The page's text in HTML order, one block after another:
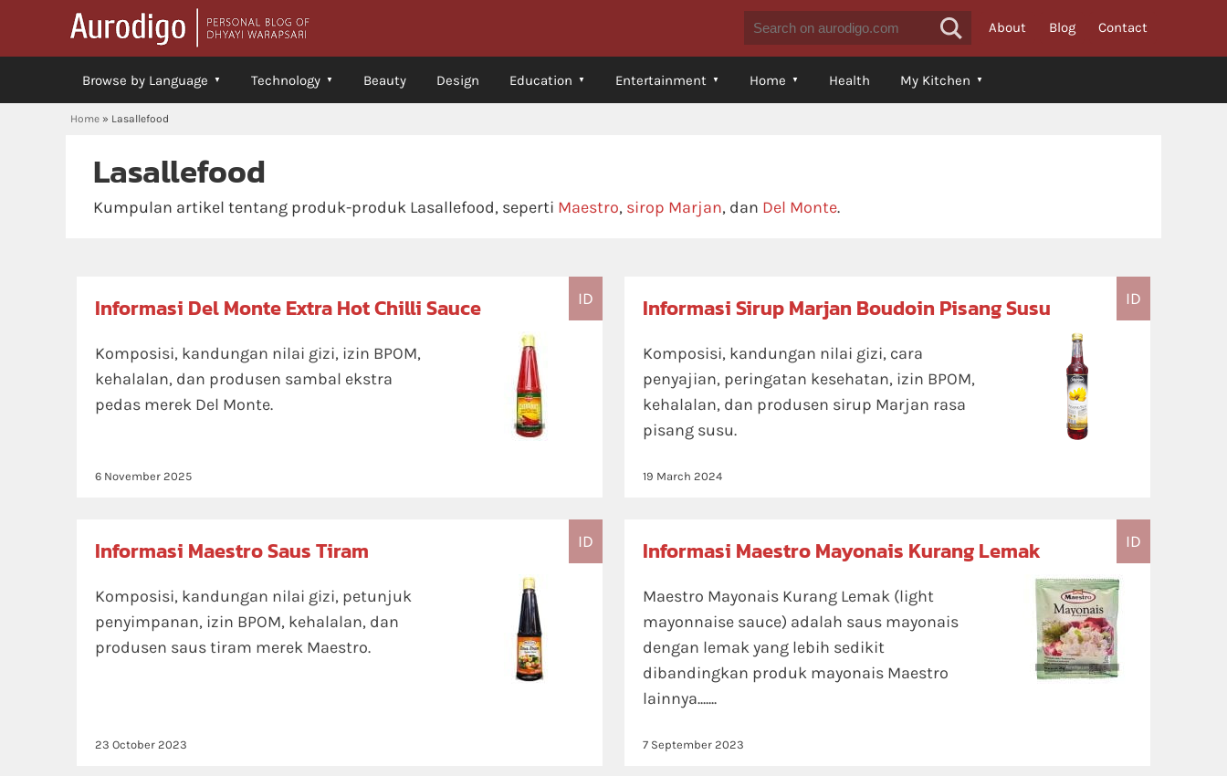
About Blog Contact
Browse by Language Technology Beauty Design Education Entertainment Home Health My Kitchen
Home » Lasallefood
Lasallefood
Kumpulan artikel tentang produk-produk Lasallefood, seperti Maestro, sirop Marjan, dan Del Monte.
ID
Informasi Del Monte Extra Hot Chilli Sauce
Komposisi, kandungan nilai gizi, izin BPOM,
kehalalan, dan produsen sambal ekstra
pedas merek Del Monte.
6 November 2025
ID
Informasi Sirup Marjan Boudoin Pisang Susu
Komposisi, kandungan nilai gizi, cara
penyajian, peringatan kesehatan, izin BPOM,
kehalalan, dan produsen sirup Marjan rasa
pisang susu.
19 March 2024
ID
Informasi Maestro Saus Tiram
Komposisi, kandungan nilai gizi, petunjuk
penyimpanan, izin BPOM, kehalalan, dan
produsen saus tiram merek Maestro.
23 October 2023
ID
Informasi Maestro Mayonais Kurang Lemak
Maestro Mayonais Kurang Lemak (light
mayonnaise sauce) adalah saus mayonais
dengan lemak yang lebih sedikit
dibandingkan produk mayonais Maestro
lainnya.......
7 September 2023